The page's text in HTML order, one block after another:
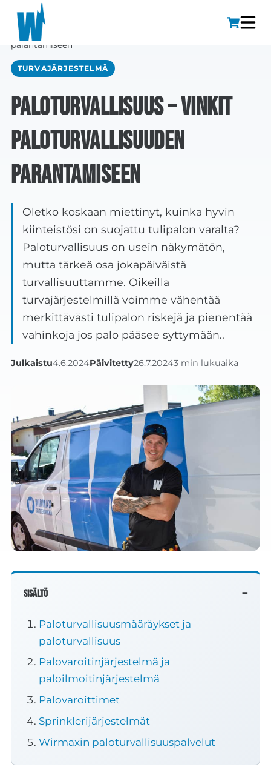
Etusivu
parantamiseen
TURVAJÄRJESTELMÄ
Paloturvallisuus – vinkit
paloturvallisuuden
parantamiseen
Oletko koskaan miettinyt, kuinka hyvin
kiinteistösi on suojattu tulipalon varalta?
Paloturvallisuus on usein näkymätön,
mutta tärkeä osa jokapäiväistä
turvallisuuttamme. Oikeilla
turvajärjestelmillä voimme vähentää
merkittävästi tulipalon riskejä ja pienentää
vahinkoja jos palo pääsee syttymään..
Julkaistu4.6.2024Päivitetty26.7.20243 min lukuaika
Sisältö
Paloturvallisuusmääräykset ja
paloturvallisuus
Palovaroitinjärjestelmä ja
paloilmoitinjärjestelmä
Palovaroittimet
Sprinklerijärjestelmät
Wirmaxin paloturvallisuuspalvelut